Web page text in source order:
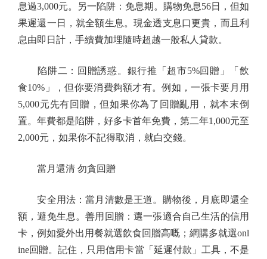
息過3,000元。另一陷阱：免息期。購物免息56日，但如
果遲還一日，就全額生息。現金透支息口更貴，而且利
息由即日計，手續費加埋隨時超越一般私人貸款。
陷阱二：回贈誘惑。銀行推「超市5%回贈」「飲
食10%」，但你要消費夠額才有。例如，一張卡要月用
5,000元先有回贈，但如果你為了回贈亂用，就本末倒
置。年費都是陷阱，好多卡首年免費，第二年1,000元至
2,000元，如果你不記得取消，就白交錢。
當月還清 勿貪回贈
安全用法：當月清數是王道。購物後，月底即還全
額，避免生息。善用回贈：選一張適合自己生活的信用
卡，例如愛外出用餐就選飲食回贈高嘅；網購多就選onl
ine回贈。記住，只用信用卡當「延遲付款」工具，不是